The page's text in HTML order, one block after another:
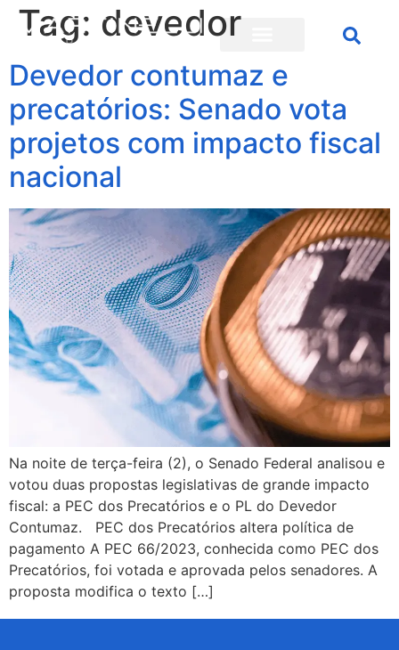
Tag: devedor
Devedor contumaz e
precatórios: Senado vota
projetos com impacto fiscal
nacional
Na noite de terça-feira (2), o Senado Federal analisou e
votou duas propostas legislativas de grande impacto
fiscal: a PEC dos Precatórios e o PL do Devedor
Contumaz. PEC dos Precatórios altera política de
pagamento A PEC 66/2023, conhecida como PEC dos
Precatórios, foi votada e aprovada pelos senadores. A
proposta modifica o texto […]